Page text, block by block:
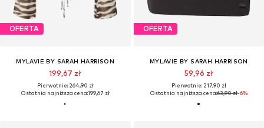
OFERTA
MYLAVIE BY SARAH HARRISON
199,67 zł
Pierwotnie: 264,90 zł
Ostatnia najniższa cena:199,67 zł
OFERTA
MYLAVIE BY SARAH HARRISON
59,96 zł
Pierwotnie: 217,90 zł
Ostatnia najniższa cena:63,90 zł-6%